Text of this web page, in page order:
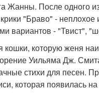
Жанны. После одного
"Браво" -
вариантов - "Твист",
которую женя
Уильяма Дж.
стихи для песен.
которая появилась на